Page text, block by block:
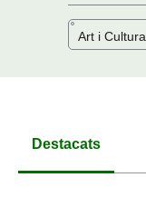
Art i Cultura
Destacats